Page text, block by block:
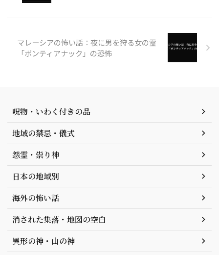
マレーシアの怖い話：夜に男を狩る女の霊
「ポンティアナック」の恐怖
呪物・いわく付きの品
地域の禁忌・儀式
怨霊・祟り神
日本の地域別
海外の怖い話
消された集落・地図の空白
異形の神・山の神